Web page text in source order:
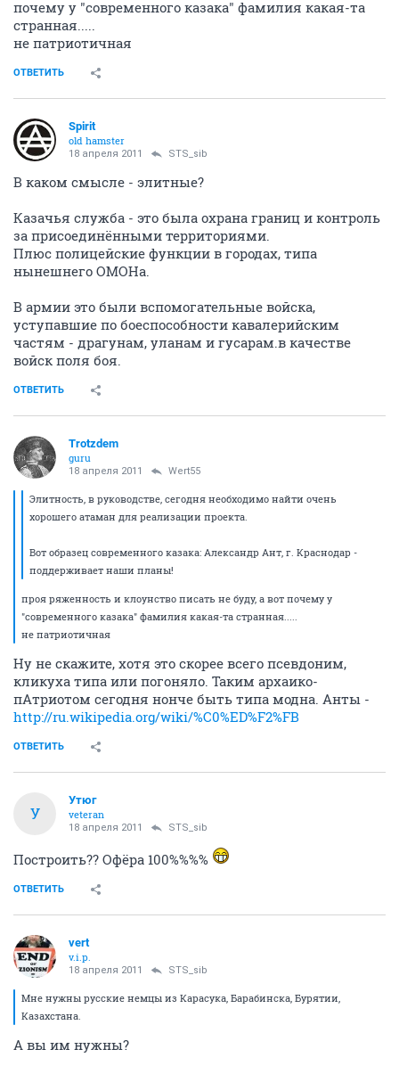
почему у "современного казака" фамилия какая-та
странная.....
не патриотичная
ОТВЕТИТЬ
Spirit
old hamster
18 апреля 2011 STS_sib
В каком смысле - элитные?
Казачья служба - это была охрана границ и контроль
за присоединёнными территориями.
Плюс полицейские функции в городах, типа
нынешнего ОМОНа.
В армии это были вспомогательные войска,
уступавшие по боеспособности кавалерийским
частям - драгунам, уланам и гусарам.в качестве
войск поля боя.
ОТВЕТИТЬ
Trotzdem
guru
18 апреля 2011 Wert55
Элитность, в руководстве, сегодня необходимо найти очень
хорошего атаман для реализации проекта.
Вот образец современного казака: Александр Ант, г. Краснодар -
поддерживает наши планы!
проя ряженность и клоунство писать не буду, а вот почему у
"современного казака" фамилия какая-та странная.....
не патриотичная
Ну не скажите, хотя это скорее всего псевдоним,
кликуха типа или погоняло. Таким архаико-
пАтриотом сегодня нонче быть типа модна. Анты -
http://ru.wikipedia.org/wiki/%C0%ED%F2%FB
ОТВЕТИТЬ
У
Утюг
veteran
18 апреля 2011 STS_sib
Построить?? Офёра 100%%%%
ОТВЕТИТЬ
vert
v.i.p.
18 апреля 2011 STS_sib
Мне нужны русские немцы из Карасука, Барабинска, Бурятии,
Казахстана.
А вы им нужны?